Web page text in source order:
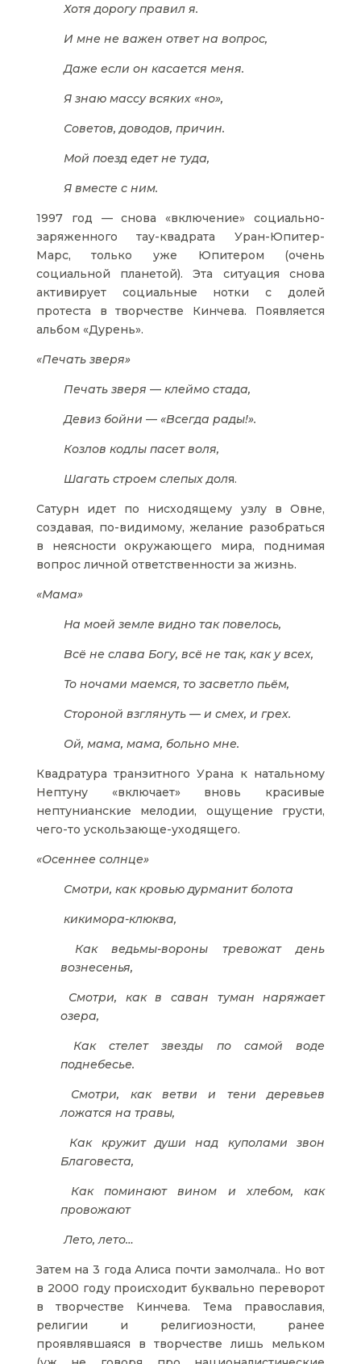
Хотя дорогу правил я.
И мне не важен ответ на вопрос,
Даже если он касается меня.
Я знаю массу всяких «но»,
Советов, доводов, причин.
Мой поезд едет не туда,
Я вместе с ним.
1997 год — снова «включение» социально-
заряженного тау-квадрата Уран-Юпитер-
Марс, только уже Юпитером (очень
социальной планетой). Эта ситуация снова
активирует социальные нотки с долей
протеста в творчестве Кинчева. Появляется
альбом «Дурень».
«Печать зверя»
Печать зверя — клеймо стада,
Девиз бойни — «Всегда рады!».
Козлов кодлы пасет воля,
Шагать строем слепых доля.
Сатурн идет по нисходящему узлу в Овне,
создавая, по-видимому, желание разобраться
в неясности окружающего мира, поднимая
вопрос личной ответственности за жизнь.
«Мама»
На моей земле видно так повелось,
Всё не слава Богу, всё не так, как у всех,
То ночами маемся, то засветло пьём,
Стороной взглянуть — и смех, и грех.
Ой, мама, мама, больно мне.
Квадратура транзитного Урана к натальному
Нептуну «включает» вновь красивые
нептунианские мелодии, ощущение грусти,
чего-то ускользающе-уходящего.
«Осеннее солнце»
Смотри, как кровью дурманит болота
кикимора-клюква,
Как ведьмы-вороны тревожат день
вознесенья,
Смотри, как в саван туман наряжает
озера,
Как стелет звезды по самой воде
поднебесье.
Смотри, как ветви и тени деревьев
ложатся на травы,
Как кружит души над куполами звон
Благовеста,
Как поминают вином и хлебом, как
провожают
Лето, лето…
Затем на 3 года Алиса почти замолчала.. Но вот
в 2000 году происходит буквально переворот
в творчестве Кинчева. Тема православия,
религии и религиозности, ранее
проявлявшаяся в творчестве лишь мельком